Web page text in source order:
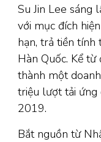
Su Jin Lee sáng
với mục đích
hạn, trả tiền tính
Hàn Quốc. Kể
thành một
triệu lượt tải ứng
2019.
Bắt nguồn từ